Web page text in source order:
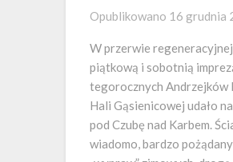
Opublikowano 16 grudnia
W przerwie
piątkową i sobotnią
tegorocznych Andrzejków
Hali Gąsienicowej udało
pod Czubę nad Karbem.
wiadomo, bardzo